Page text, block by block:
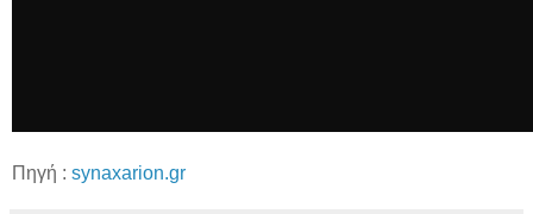
Πηγή : synaxarion.gr